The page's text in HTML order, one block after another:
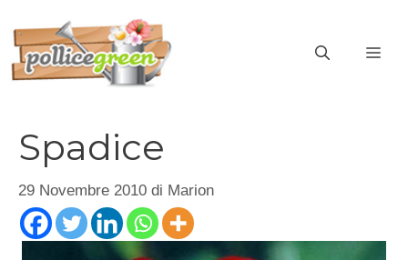
contenuto
Spadice
29 Novembre 2010 di Marion